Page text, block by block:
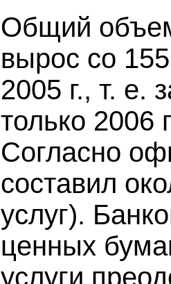
Общий
вырос со
2005 г., т. е.
только 2006
Согласно
составил
услуг).
ценных
услуги